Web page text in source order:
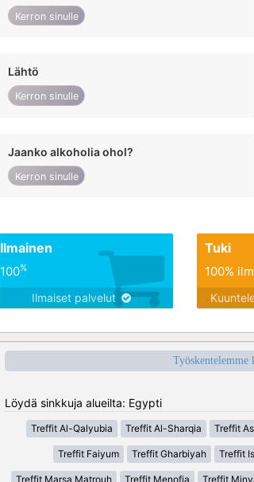
Kerron sinulle
Lähtö
Kerron sinulle
Jaanko alkoholia ohol?
Kerron sinulle
Ilmainen
100%
Ilmaiset palvelut
Tuki
100%
Työskentelemme
Löydä sinkkuja alueilta: Egypti
Treffit Al-Qalyubia Treffit Al-Sharqia Treffit
Treffit Faiyum Treffit Gharbiyah Treffit
Treffit Marsa Matrouh Treffit Menofia Treffit